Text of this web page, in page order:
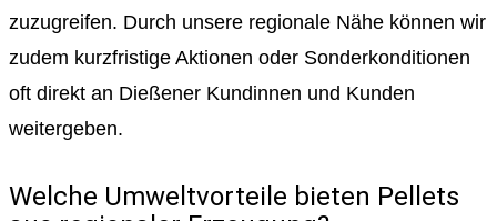
zuzugreifen. Durch unsere regionale Nähe können wir
zudem kurzfristige Aktionen oder Sonderkonditionen
oft direkt an Dießener Kundinnen und Kunden
weitergeben.
Welche Umweltvorteile bieten Pellets